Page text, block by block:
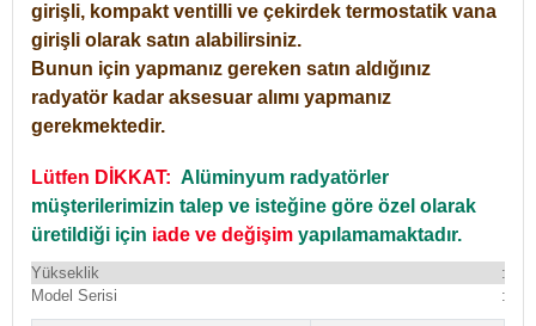
girişli, kompakt ventilli ve çekirdek termostatik vana
girişli olarak satın alabilirsiniz.
Bunun için yapmanız gereken satın aldığınız
radyatör kadar aksesuar alımı yapmanız
gerekmektedir.
Lütfen DİKKAT: Alüminyum radyatörler
müşterilerimizin talep ve isteğine göre özel olarak
üretildiği için iade ve değişim yapılamamaktadır.
Yükseklik :
Model Serisi
: